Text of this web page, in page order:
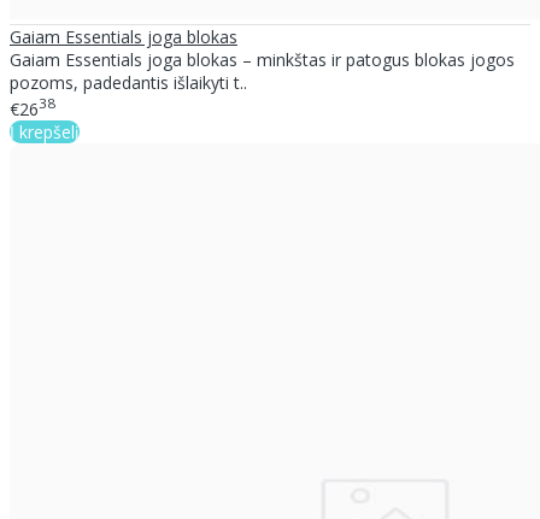
Gaiam Essentials joga blokas
Gaiam Essentials joga blokas – minkštas ir patogus blokas jogos
pozoms, padedantis išlaikyti t..
€2638
Į krepšelį